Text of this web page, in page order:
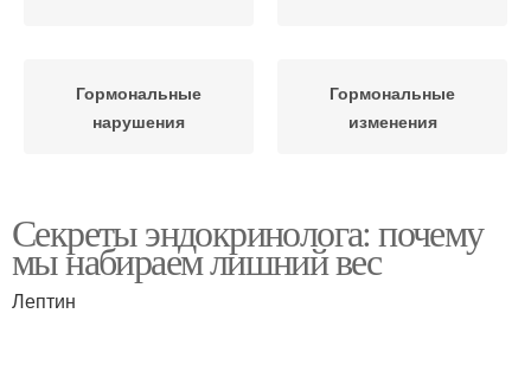
Гормональные
нарушения
Гормональные
изменения
Секреты эндокринолога: почему
мы набираем лишний вес
Лептин